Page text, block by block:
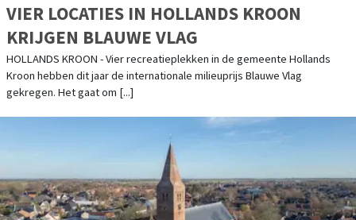
VIER LOCATIES IN HOLLANDS KROON
KRIJGEN BLAUWE VLAG
HOLLANDS KROON - Vier recreatieplekken in de gemeente Hollands
Kroon hebben dit jaar de internationale milieuprijs Blauwe Vlag
gekregen. Het gaat om [...]